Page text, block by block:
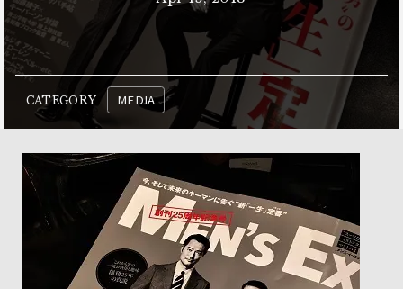
CATEGORY MEDIA